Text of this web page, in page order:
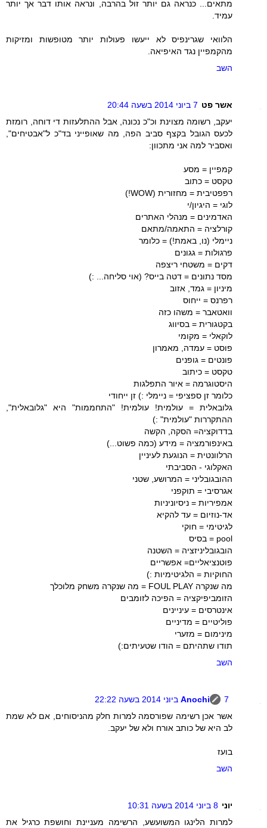
מתאים... כנראה גם יותר זול בהרבה, ונראה אותו דבר אך יותר
עמיד.
הלוואי שגרינפיס לא ייעשו פעולות יותר מטופשות ומזיקות
מהקמפיין נגד האיפיאה.
השב
אשר פט 7 ביוני 2014 בשעה 20:44
יעקב, רשומה מצוינת וכ"כ נכונה, אבל ההתלעזות די דוחה, רומזת
לכעס הגובל בקצף סביב הפה, מה שאופייני בד"כ ל"אבטיחים",
ואסביר למה אני מתכוון:
קמפיין = מסע
טקסט = כתוב
רפפטיבית = מחזורית (WOW!)
לוגי = היגיון/י
האדמינים = מנהלי האתרים
קורלציה = התאמה/מתאם
ניימלי (נו, באמת!) = כלומר
פרגולות = גגונים
דקים = משטחי ריצפה
מסד נתונים = דטה בייס? (אוי סליחה... :)
מיניון = גמד, אזוב
רפרנס = ייחוס
וואטאבר = משהו כזה
בקטגורית = בסיווג
לוקאלי = מקומי
פוסט = עמדה, מאמרון
פונטים = גופנים
טקסט = כיתוב
היסטוגרמה = איור התפלגות
כלומר זן ספציפי = ניימלי :) זן ייחודי
גלובאלית = עולמית! עולמית! "התחממות" היא "גלובאלית",
ההתקררות "עולמית" :)
בדדוקציה= הסקה, הקשה
באינפורמציה = מידע (כמה פשוט...)
הרלוונטית = הנוגעת לעיניין
האקלוגי - הסביבתי
ההובגובליני = המרושע, שטני
אגרסיבי = תוקפני
אמפיריות = ניסיוניניות
אד-נוזיום = עד להקיא
לגיטימי = חוקי
pool = בסיס
הובגובליניזציה = השטנה
פוטנציאליים= אפשריים
החוקיות = הלגיטימיות :)
מה שנקרה FOUL PLAY = מה שנקרה משחק מלוכלך
הזומביפיקציה = הפיכה לזומבים
אינטרסים = עיניינים
פוליטיים = מדיניים
מינימום = מזערי
תודו שתהיתם = הודו שטעיתים:)
השב
Anochi
7 ביוני 2014 בשעה 22:22
אשר אכן רשימה שפורסמה למרות חלק מהניסוחים, אם לא שמת
לב היא של כותב אורח ולא של יעקב.
בועז
השב
יוני 8 ביוני 2014 בשעה 10:31
למרות הלינגו המשועשע, הרשימה מעניינת וחושפת כרגיל את